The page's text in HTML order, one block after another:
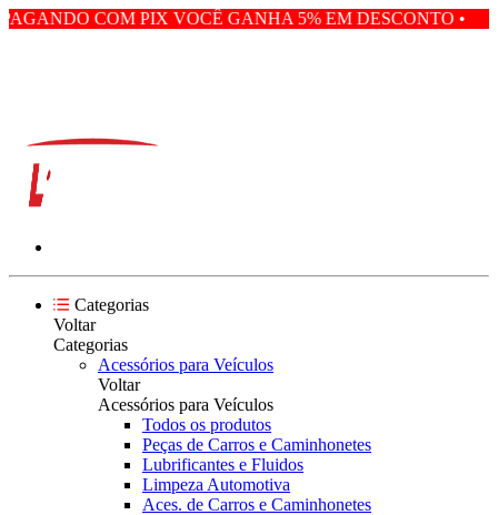
COM PIX VOCÊ GANHA 5% EM DESCONTO •
Categorias
Voltar
Categorias
Acessórios para Veículos
Voltar
Acessórios para Veículos
Todos os produtos
Peças de Carros e Caminhonetes
Lubrificantes e Fluidos
Limpeza Automotiva
Aces. de Carros e Caminhonetes